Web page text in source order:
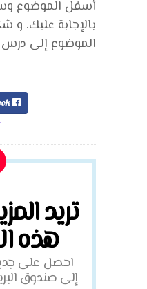
أسفل الموضوع
بالإجابة عليك. و
الموضوع إلى درس
تريد
هذه
احصل على
إلى صندوق